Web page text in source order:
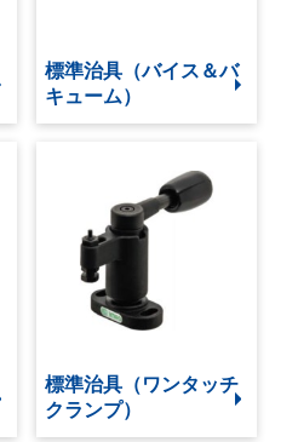
標準治具（バイス＆バ
キューム）
標準治具（ワンタッチ
クランプ）